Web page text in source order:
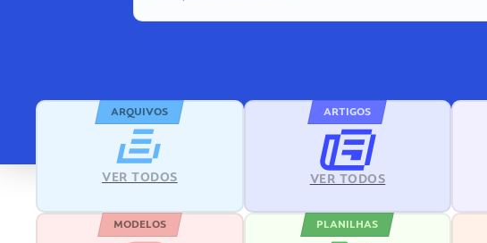
ARQUIVOS
VER TODOS
ARTIGOS
VER TODOS
MODELOS PLANILHAS